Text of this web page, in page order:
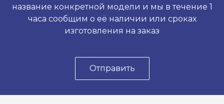
название конкретной модели и мы в течение 1
часа сообщим о её наличии или сроках
изготовления на заказ
Отправить